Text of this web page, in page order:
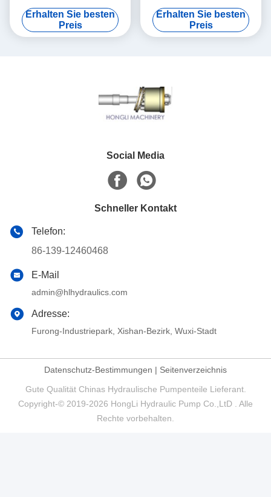
zerteilt/Fahrmotor-
hydraulische Kolbenpumpe-
Teile
Erhalten Sie besten
Preis
Unterstützung der
Hauptpumpen-PC220-7
Dreh
Erhalten Sie besten
Preis
Social Media
Schneller Kontakt
Telefon:
86-139-12460468
E-Mail
admin@hlhydraulics.com
Adresse:
Furong-Industriepark, Xishan-Bezirk, Wuxi-Stadt
Datenschutz-Bestimmungen | Seitenverzeichnis
Gute Qualität Chinas Hydraulische Pumpenteile Lieferant.
Copyright-© 2019-2026 HongLi Hydraulic Pump Co.,LtD . Alle
Rechte vorbehalten.